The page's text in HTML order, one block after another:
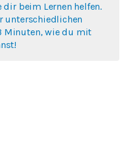
dir beim Lernen helfen.
unterschiedlichen
Minuten, wie du mit